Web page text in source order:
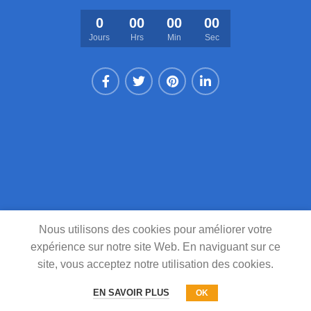
0
Jours
00
Hrs
00
Min
00
Sec
Nous utilisons des cookies pour améliorer votre
expérience sur notre site Web. En naviguant sur ce
site, vous acceptez notre utilisation des cookies.
EN SAVOIR PLUS OK